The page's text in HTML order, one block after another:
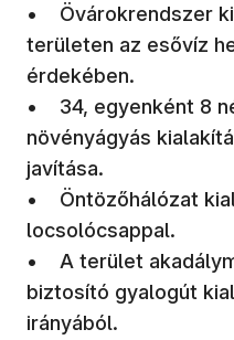
• Övárokrendszer
területen az esővíz
érdekében.
• 34, egyenként 8
növényágyás
javítása.
• Öntözőhálózat
locsolócsappal.
• A terület
biztosító gyalogút
irányából.